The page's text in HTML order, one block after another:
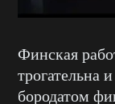
Финская
трогательна
бородатом